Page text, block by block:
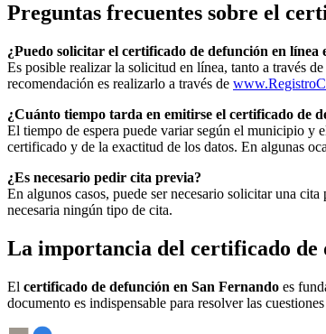
Preguntas frecuentes sobre el
¿Puedo solicitar el certificado de defunción en línea
Es posible realizar la solicitud en línea, tanto a través
recomendación es realizarlo a través de
¿Cuánto tiempo tarda en emitirse el certificado de
El tiempo de espera puede variar según el municipio y
certificado y de la exactitud de los datos. En algunas
¿Es necesario pedir cita previa?
En algunos casos, puede ser necesario solicitar una
necesaria ningún tipo de cita.
La importancia del certificado de
El certificado de defunción en San Fernando es
documento es indispensable para resolver las